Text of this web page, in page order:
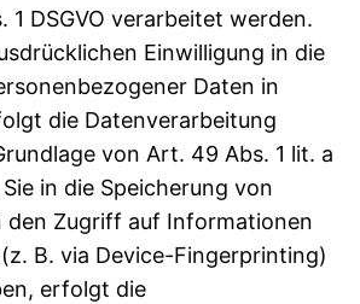
1 DSGVO verarbeitet werden.
Einwilligung in die
Daten in
die Datenverarbeitung
von Art. 49 Abs. 1 lit. a
Sie in die Speicherung von
den Zugriff auf Informationen
B. via Device-Fingerprinting)
erfolgt die